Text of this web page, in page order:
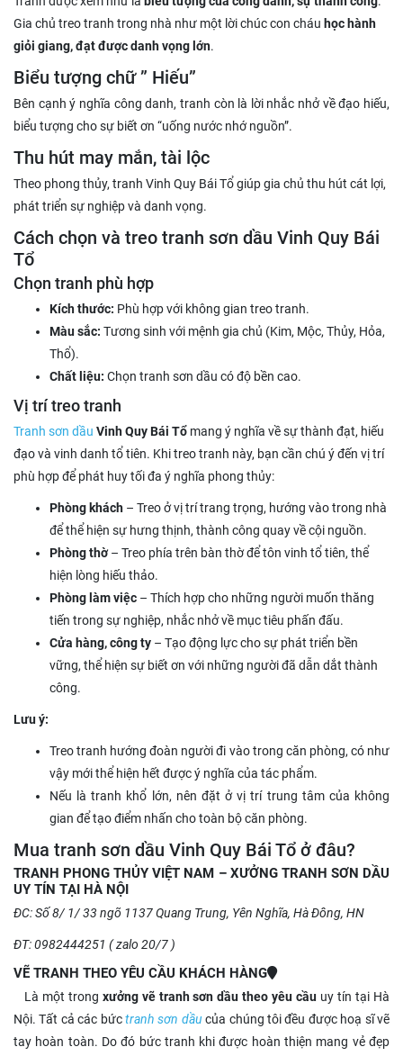
Gia chủ treo tranh trong nhà như một lời chúc con cháu học hành
giỏi giang, đạt được danh vọng lớn.
Biểu tượng chữ ” Hiếu”
Bên cạnh ý nghĩa công danh, tranh còn là lời nhắc nhở về đạo hiếu,
biểu tượng cho sự biết ơn “uống nước nhớ nguồn”.
Thu hút may mắn, tài lộc
Theo phong thủy, tranh Vinh Quy Bái Tổ giúp gia chủ thu hút cát lợi,
phát triển sự nghiệp và danh vọng.
Cách chọn và treo tranh sơn dầu Vinh Quy Bái
Tổ
Chọn tranh phù hợp
Kích thước: Phù hợp với không gian treo tranh.
Màu sắc: Tương sinh với mệnh gia chủ (Kim, Mộc, Thủy, Hỏa,
Thổ).
Chất liệu: Chọn tranh sơn dầu có độ bền cao.
Vị trí treo tranh
Tranh sơn dầu Vinh Quy Bái Tổ mang ý nghĩa về sự thành đạt, hiếu
đạo và vinh danh tổ tiên. Khi treo tranh này, bạn cần chú ý đến vị trí
phù hợp để phát huy tối đa ý nghĩa phong thủy:
Phòng khách – Treo ở vị trí trang trọng, hướng vào trong nhà
để thể hiện sự hưng thịnh, thành công quay về cội nguồn.
Phòng thờ– Treo phía trên bàn thờ để tôn vinh tổ tiên, thể
hiện lòng hiếu thảo.
Phòng làm việc – Thích hợp cho những người muốn thăng
tiến trong sự nghiệp, nhắc nhở về mục tiêu phấn đấu.
Cửa hàng, công ty – Tạo động lực cho sự phát triển bền
vững, thể hiện sự biết ơn với những người đã dẫn dắt thành
công.
Lưu ý:
Treo tranh hướng đoàn người đi vào trong căn phòng, có như
vậy mới thể hiện hết được ý nghĩa của tác phẩm.
Nếu là tranh khổ lớn, nên đặt ở vị trí trung tâm của không
gian để tạo điểm nhấn cho toàn bộ căn phòng.
Mua tranh sơn dầu Vinh Quy Bái Tổ ở đâu?
TRANH PHONG THỦY VIỆT NAM – XƯỞNG TRANH SƠN DẦU
UY TÍN TẠI HÀ NỘI
ĐC: Số 8/ 1/ 33 ngõ 1137 Quang Trung, Yên Nghĩa, Hà Đông, HN
ĐT: 0982444251 ( zalo 20/7 )
VẼ TRANH THEO YÊU CẦU KHÁCH HÀNG
Là một trong xưởng vẽ tranh sơn dầu theo yêu cầu uy tín tại Hà
Nội. Tất cả các bứctranh sơn dầucủa chúng tôi đều được hoạ sĩ vẽ
tay hoàn toàn. Do đó bức tranh khi được hoàn thiện mang vẻ đẹp